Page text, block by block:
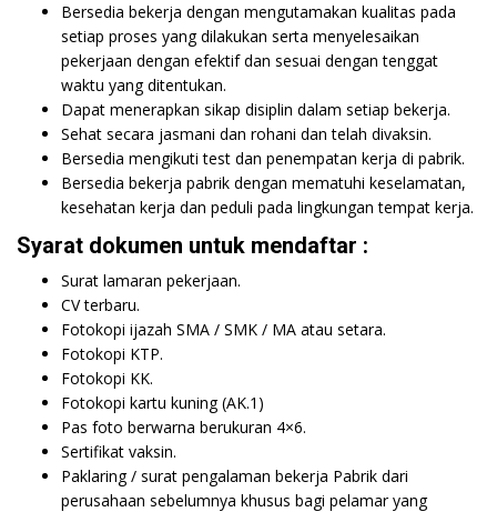
Bersedia bekerja dengan mengutamakan kualitas pada
setiap proses yang dilakukan serta menyelesaikan
pekerjaan dengan efektif dan sesuai dengan tenggat
waktu yang ditentukan.
Dapat menerapkan sikap disiplin dalam setiap bekerja.
Sehat secara jasmani dan rohani dan telah divaksin.
Bersedia mengikuti test dan penempatan kerja di pabrik.
Bersedia bekerja pabrik dengan mematuhi keselamatan,
kesehatan kerja dan peduli pada lingkungan tempat kerja.
Syarat dokumen untuk mendaftar :
Surat lamaran pekerjaan.
CV terbaru.
Fotokopi ijazah SMA / SMK / MA atau setara.
Fotokopi KTP.
Fotokopi KK.
Fotokopi kartu kuning (AK.1)
Pas foto berwarna berukuran 4×6.
Sertifikat vaksin.
Paklaring / surat pengalaman bekerja Pabrik dari
perusahaan sebelumnya khusus bagi pelamar yang